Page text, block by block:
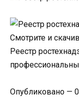
Смотрите и
Реестр
Опубликовано —